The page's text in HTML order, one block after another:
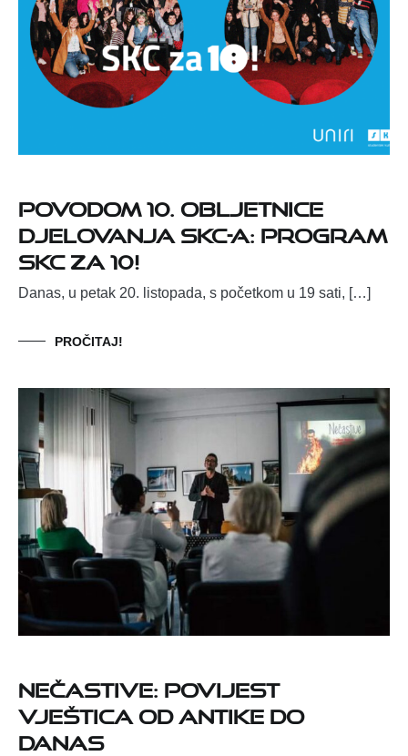
Povodom 10. obljetnice
djelovanja SKC-a: program
SKC za 10!
Danas, u petak 20. listopada, s početkom u 19 sati, […]
PROČITAJ!
Nečastive: povijest
vještica od antike do
danas